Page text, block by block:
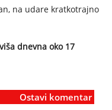
na udare kratkotrajno
dnevna oko 17
Ostavi komentar